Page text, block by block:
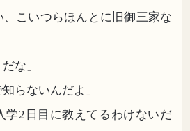
、こいつらほんとに旧御三家な
な」
らないんだよ」
学2日目に教えてるわけないだ